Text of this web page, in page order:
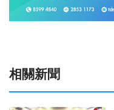
相關新聞